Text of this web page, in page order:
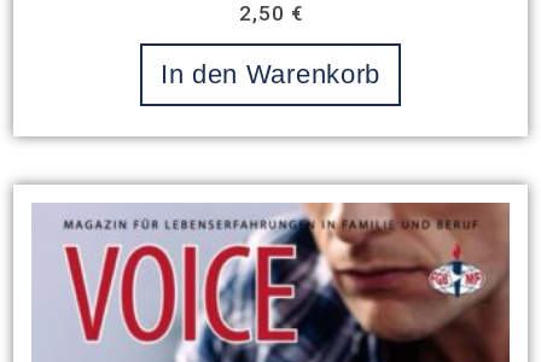
2,50 €
In den Warenkorb